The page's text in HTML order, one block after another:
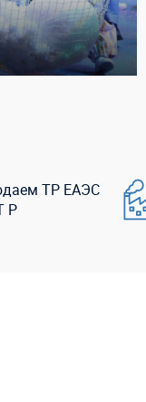
ТР ЕАЭС
Р